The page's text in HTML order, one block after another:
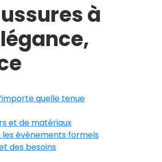
à
quelle tenue
et de matériaux
les événements formels
des besoins